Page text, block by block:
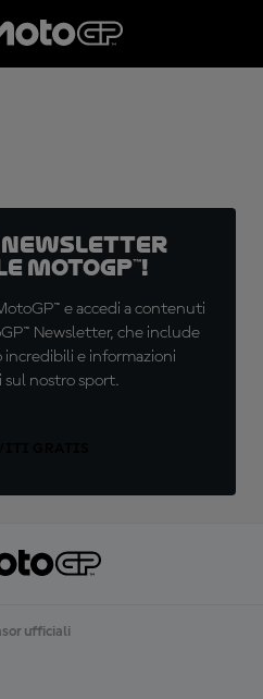
newsletter
MotoGP™!
e accedi a contenuti
Newsletter, che include
incredibili e informazioni
sul nostro sport.
ufficiali